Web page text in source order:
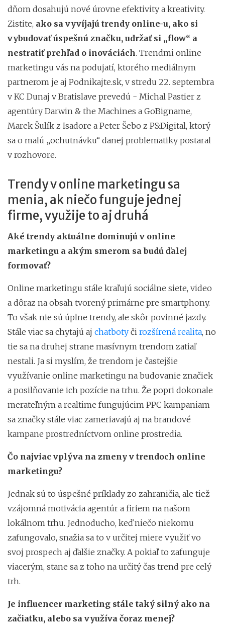
dňom dosahujú nové úrovne efektivity a kreativity.
Zistite, ako sa vyvíjajú trendy online-u, ako si
vybudovať úspešnú značku, udržať si „flow“ a
nestratiť prehľad o inováciách. Trendmi online
marketingu vás na podujatí, ktorého mediálnym
partnerom je aj Podnikajte.sk, v stredu 22. septembra
v KC Dunaj v Bratislave prevedú - Michal Pastier z
agentúry Darwin & the Machines a GoBigname,
Marek Šulík z Isadore a Peter Šebo z PS:Digital, ktorý
sa o malú „ochutnávku“ danej problematiky postaral
v rozhovore.
Trendy v online marketingu sa
menia, ak niečo funguje jednej
firme, využije to aj druhá
Aké trendy aktuálne dominujú v online
marketingu a akým smerom sa budú ďalej
formovať?
Online marketingu stále kraľujú sociálne siete, video
a dôraz na obsah tvorený primárne pre smartphony.
To však nie sú úplne trendy, ale skôr povinné jazdy.
Stále viac sa chytajú aj chatboty či rozšírená realita, no
tie sa na druhej strane masívnym trendom zatiaľ
nestali. Ja si myslím, že trendom je častejšie
využívanie online marketingu na budovanie značiek
a posilňovanie ich pozície na trhu. Že popri dokonale
merateľným a realtime fungujúcim PPC kampaniam
sa značky stále viac zameriavajú aj na brandové
kampane prostredníctvom online prostredia.
Čo najviac vplýva na zmeny v trendoch online
marketingu?
Jednak sú to úspešné príklady zo zahraničia, ale tiež
vzájomná motivácia agentúr a firiem na našom
lokálnom trhu. Jednoducho, keď niečo niekomu
zafungovalo, snažia sa to v určitej miere využiť vo
svoj prospech aj ďalšie značky. A pokiaľ to zafunguje
viacerým, stane sa z toho na určitý čas trend pre celý
trh.
Je influencer marketing stále taký silný ako na
začiatku, alebo sa využíva čoraz menej?